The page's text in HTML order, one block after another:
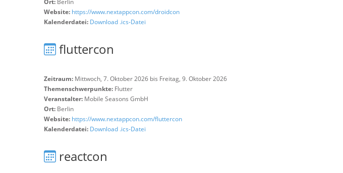
Ort: Berlin
Website: https://www.nextappcon.com/droidcon
Kalenderdatei: Download .ics-Datei
fluttercon
Zeitraum: Mittwoch, 7. Oktober 2026 bis Freitag, 9. Oktober 2026
Themenschwerpunkte: Flutter
Veranstalter: Mobile Seasons GmbH
Ort: Berlin
Website: https://www.nextappcon.com/fluttercon
Kalenderdatei: Download .ics-Datei
reactcon